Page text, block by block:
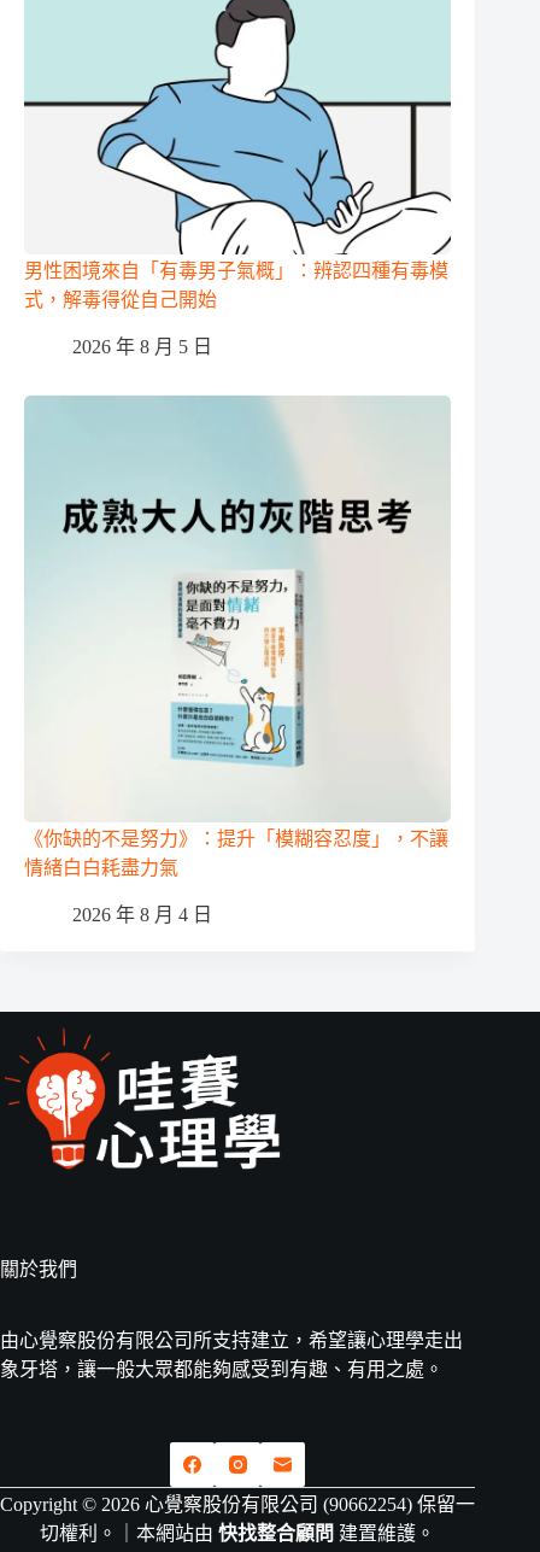
男性困境來自「有毒男子氣概」：辨認四種有毒模
式，解毒得從自己開始
2026 年 8 月 5 日
《你缺的不是努力》：提升「模糊容忍度」，不讓
情緒白白耗盡力氣
2026 年 8 月 4 日
關於我們
由心覺察股份有限公司所支持建立，希望讓心理學走出
象牙塔，讓一般大眾都能夠感受到有趣、有用之處。
Copyright © 2026 心覺察股份有限公司 (90662254) 保留一
切權利。｜本網站由快找整合顧問 建置維護。